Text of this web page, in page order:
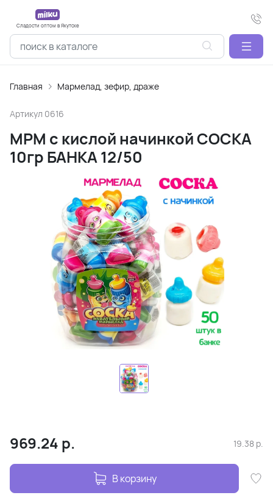
Сладости оптом в Якутске
Главная Мармелад, зефир, драже
Артикул 0616
МРМ с кислой начинкой СОСКА
10гр БАНКА 12/50
969.24 р. 19.38 р.
В корзину